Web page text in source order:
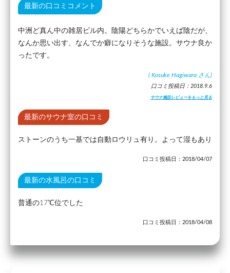
最新の口コミコメント
中洲ど真ん中の雑居ビル内。陰陽どちらかでいえば陰だが、
なんか思い出す、なんでか癖になりそうな施設。サウナ良か
ったです。
( Kosuke Hagiwara さん)
口コミ投稿日：2018.9.6
サウナ施設レビューをもっと見る
最新のサウナ室の口コミ
ストーンのうち一基では自動ロウリュ有り。よって湿もあり
口コミ投稿日：2018/04/07
最新の水風呂の口コミ
普通の17℃位でした
口コミ投稿日：2018/04/08